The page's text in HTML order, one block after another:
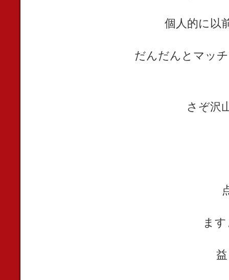
個人的に以
だんだんとマッ
さぞ沢
ま